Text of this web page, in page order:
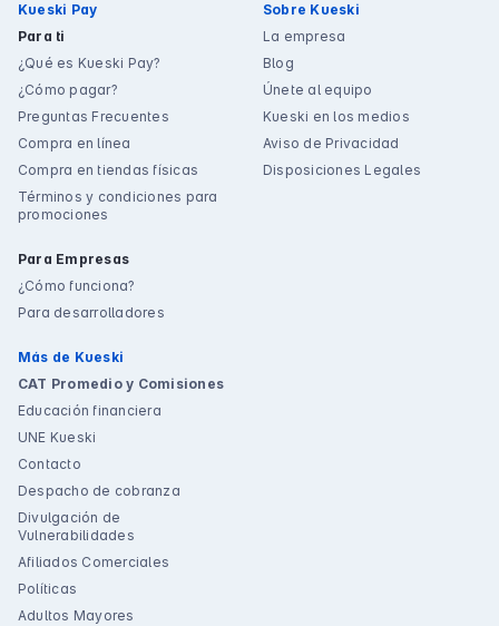
Kueski Pay
Para ti
¿Qué es Kueski Pay?
¿Cómo pagar?
Preguntas Frecuentes
Compra en línea
Compra en tiendas físicas
Términos y condiciones para
promociones
Para Empresas
¿Cómo funciona?
Para desarrolladores
Sobre Kueski
La empresa
Blog
Únete al equipo
Kueski en los medios
Aviso de Privacidad
Disposiciones Legales
Más de Kueski
CAT Promedio y Comisiones
Educación financiera
UNE Kueski
Contacto
Despacho de cobranza
Divulgación de
Vulnerabilidades
Afiliados Comerciales
Políticas
Adultos Mayores